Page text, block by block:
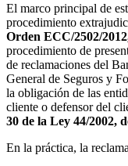
El marco principal de
procedimiento
Orden ECC/2502/
procedimiento de
de reclamaciones del
General de Seguros y
la obligación de las
cliente o defensor del
30 de la Ley 44/2002,
En la práctica, la